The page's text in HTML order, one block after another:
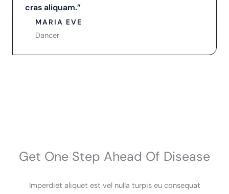
cras aliquam.”
MARIA EVE
Dancer
Get One Step Ahead Of Disease
Imperdiet aliquet est vel nulla turpis eu consequat